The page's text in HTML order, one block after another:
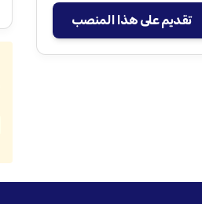
تقديم على هذا المنصب